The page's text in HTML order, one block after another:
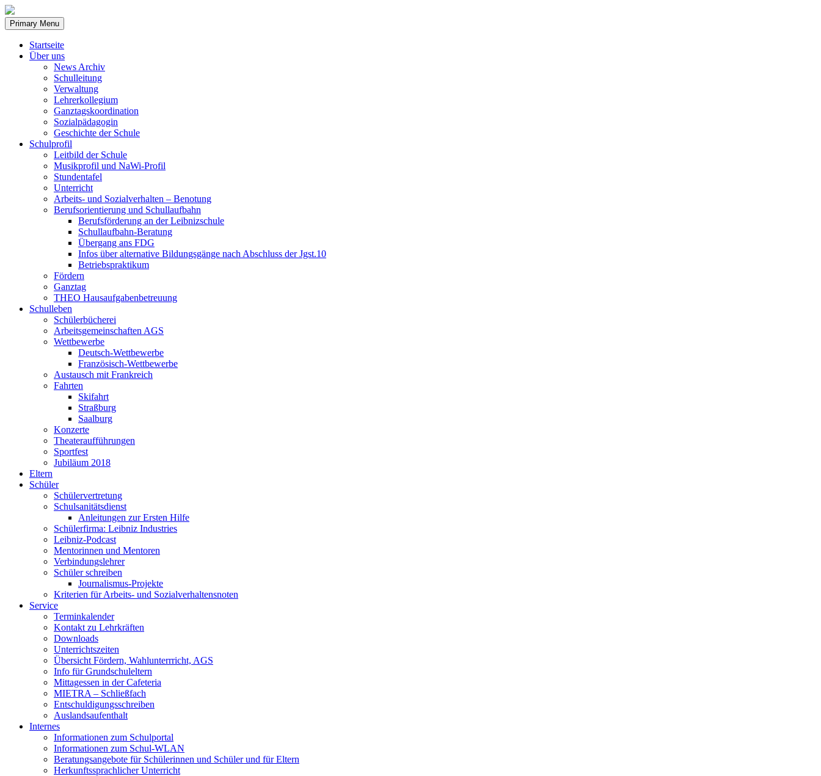
Skip
to
content
Primary Menu
Startseite
Über uns
News Archiv
Schulleitung
Verwaltung
Lehrerkollegium
Ganztagskoordination
Sozialpädagogin
Geschichte der Schule
Schulprofil
Leitbild der Schule
Musikprofil und NaWi-Profil
Stundentafel
Unterricht
Arbeits- und Sozialverhalten – Benotung
Berufsorientierung und Schullaufbahn
Berufsförderung an der Leibnizschule
Schullaufbahn-Beratung
Übergang ans FDG
Infos über alternative Bildungsgänge nach Abschluss der Jgst.10
Betriebspraktikum
Fördern
Ganztag
THEO Hausaufgabenbetreuung
Schulleben
Schülerbücherei
Arbeitsgemeinschaften AGS
Wettbewerbe
Deutsch-Wettbewerbe
Französisch-Wettbewerbe
Austausch mit Frankreich
Fahrten
Skifahrt
Straßburg
Saalburg
Konzerte
Theateraufführungen
Sportfest
Jubiläum 2018
Eltern
Schüler
Schülervertretung
Schulsanitätsdienst
Anleitungen zur Ersten Hilfe
Schülerfirma: Leibniz Industries
Leibniz-Podcast
Mentorinnen und Mentoren
Verbindungslehrer
Schüler schreiben
Journalismus-Projekte
Kriterien für Arbeits- und Sozialverhaltensnoten
Service
Terminkalender
Kontakt zu Lehrkräften
Downloads
Unterrichtszeiten
Übersicht Fördern, Wahlunterrricht, AGS
Info für Grundschuleltern
Mittagessen in der Cafeteria
MIETRA – Schließfach
Entschuldigungsschreiben
Auslandsaufenthalt
Internes
Informationen zum Schulportal
Informationen zum Schul-WLAN
Beratungsangebote für Schülerinnen und Schüler und für Eltern
Herkunftssprachlicher Unterricht